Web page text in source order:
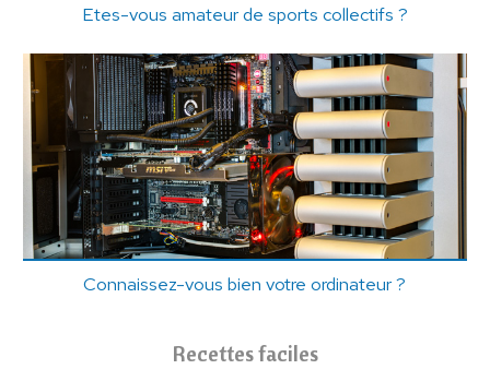
Etes-vous amateur de sports collectifs ?
Connaissez-vous bien votre ordinateur ?
Recettes faciles